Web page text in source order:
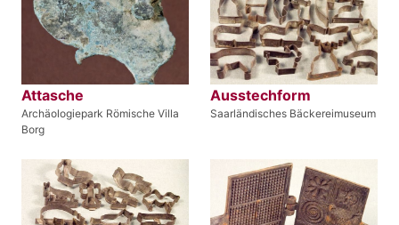
Attasche
Archäologiepark Römische Villa
Borg
Ausstechform
Saarländisches Bäckereimuseum